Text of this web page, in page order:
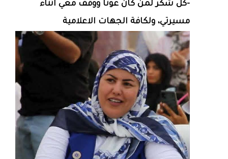
-كل شكر لمن كان عونا ووقف معي اثناء
مسيرتي، ولكافة الجهات الاعلامية